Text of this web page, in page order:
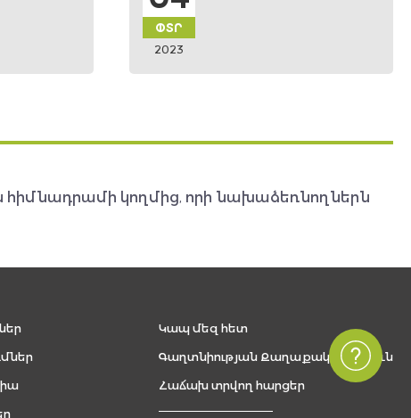
2022
կողմից, որի նախաձեռնողներն
Կապ մեզ հետ
Գաղտնիության Քաղաքականություն
Հաճախ տրվող հարցեր